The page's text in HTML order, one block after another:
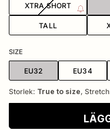
XTRA SHORT
TALL
SIZE
EU32 EU34
Storlek: True to size,